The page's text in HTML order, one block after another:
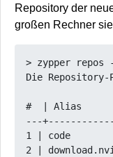
Repository der
großen Rechner
> zypper repos
Die
#  | Alias
---
1 | code
2 |